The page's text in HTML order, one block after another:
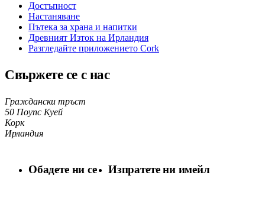
Достъпност
Настаняване
Пътека за храна и напитки
Древният Изток на Ирландия
Разгледайте приложението Cork
Свържете се с нас
Граждански тръст
50 Поупс Куей
Корк
Ирландия
Обадете ни се Изпратете ни имейл